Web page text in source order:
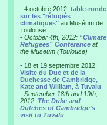
- 4 octobre 2012: table-ronde
sur les "réfugiés
climatiques" au Muséum de
Toulouse
- October 4th, 2012: “Climate
Refugees” Conference at
the Museum (Toulouse)
- 18 et 19 septembre 2012:
Visite du Duc et de la
Duchesse de Cambridge,
Kate and William, à Tuvalu
- September 18th and 19th,
2012: The Duke and
Dutches of Cambridge's
visit to Tuvalu